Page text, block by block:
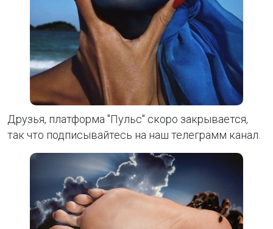
Друзья, платформа "Пульс" скоро закрывается,
так что подписывайтесь на наш телеграмм канал.